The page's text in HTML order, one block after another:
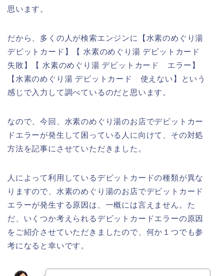
思います。
だから、多くの人が検索エンジンに【水素のめぐり湯
デビットカード】【 水素のめぐり湯 デビットカード
失敗】【 水素のめぐり湯 デビットカード エラー】
【水素のめぐり湯 デビットカード 使えない】という
感じで入力して調べているのだと思います。
なので、今回、水素のめぐり湯のお店でデビットカー
ドエラーが発生して困っている人に向けて、その対処
方法を記事にさせていただきました。
人によって利用しているデビットカードの種類が異な
りますので、水素のめぐり湯のお店でデビットカード
エラーが発生する原因は、一概には言えません。た
だ、いくつか考えられるデビットカードエラーの原因
をご紹介させていただきましたので、何か１つでも参
考になると幸いです。